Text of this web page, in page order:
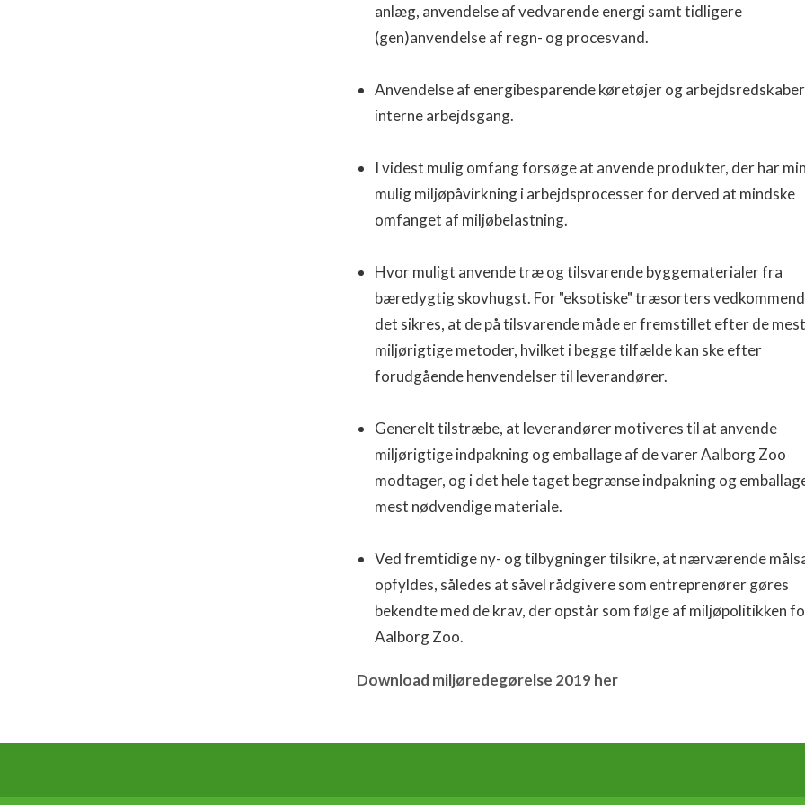
anlæg, anvendelse af vedvarende energi samt tidligere
(gen)anvendelse af regn- og procesvand.
Anvendelse af energibesparende køretøjer og
interne arbejdsgang.
I videst mulig omfang forsøge at anvende produkter, der har
mulig miljøpåvirkning i arbejdsprocesser for derved at mindske
omfanget af miljøbelastning.
Hvor muligt anvende træ og tilsvarende byggematerialer fra
bæredygtig skovhugst. For "eksotiske" træsorters
det sikres, at de på tilsvarende måde er fremstillet efter de mest
miljørigtige metoder, hvilket i begge tilfælde kan ske efter
forudgående henvendelser til leverandører.
Generelt tilstræbe, at leverandører motiveres til at anvende
miljørigtige indpakning og emballage af de varer Aalborg Zoo
modtager, og i det hele taget begrænse indpakning og
mest nødvendige materiale.
Ved fremtidige ny- og tilbygninger tilsikre, at nærværende
opfyldes, således at såvel rådgivere som entreprenører gøres
bekendte med de krav, der opstår som følge af miljøpolitikken
Aalborg Zoo.
Download miljøredegørelse 2019 her